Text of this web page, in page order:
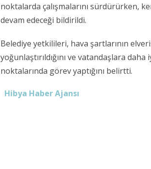
noktalarda çalışmalarını sürdürürken,
devam edeceği bildirildi.
Belediye yetkilileri, hava şartlarının
yoğunlaştırıldığını ve vatandaşlara
noktalarında görev yaptığını belirtti.
Hibya Haber Ajansı